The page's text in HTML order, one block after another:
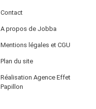
Contact
A propos de Jobba
Mentions légales et CGU
Plan du site
Réalisation Agence Effet
Papillon